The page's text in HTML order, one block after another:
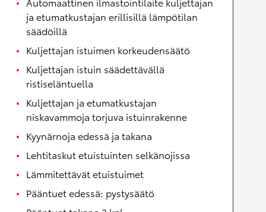
ja etumatkustajan erillisillä lämpötilan
säädöillä
Kuljettajan istuimen korkeudensäätö
Kuljettajan istuin säädettävällä
ristiseläntuella
Kuljettajan ja etumatkustajan
niskavammoja torjuva istuinrakenne
Kyynärnoja edessä ja takana
Lehtitaskut etuistuinten selkänojissa
Lämmitettävät etuistuimet
Pääntuet edessä: pystysäätö